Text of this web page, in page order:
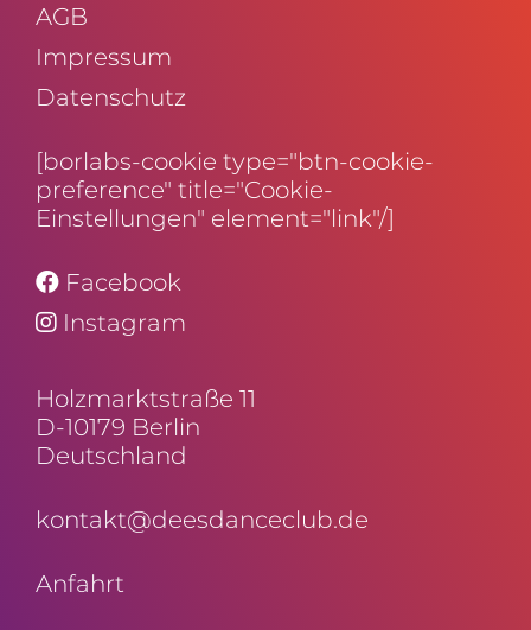
AGB
Impressum
Daten­schutz
[borlabs-cookie type="btn-cookie-
preference" title="Cookie-
Einstellungen" element="link"/]
Facebook
Instagram
Holz­markt­straße 11
D-10179 Berlin
Deutschland
kontakt@deesdanceclub.de
Anfahrt